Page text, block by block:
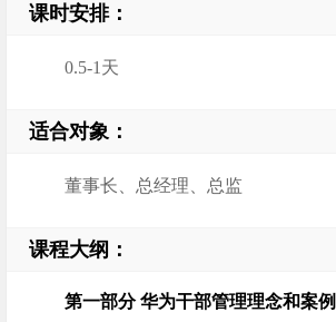
课时安排：
0.5-1天
适合对象：
董事长、总经理、总监
课程大纲：
第一部分 华为干部管理理念和案例